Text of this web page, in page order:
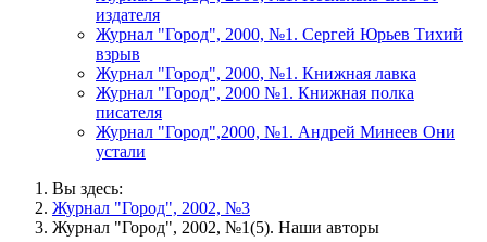
издателя
Журнал "Город", 2000, №1. Сергей Юрьев Тихий
взрыв
Журнал "Город", 2000, №1. Книжная лавка
Журнал "Город", 2000 №1. Книжная полка
писателя
Журнал "Город",2000, №1. Андрей Минеев Они
устали
Вы здесь:
Журнал "Город", 2002, №3
Журнал "Город", 2002, №1(5). Наши авторы